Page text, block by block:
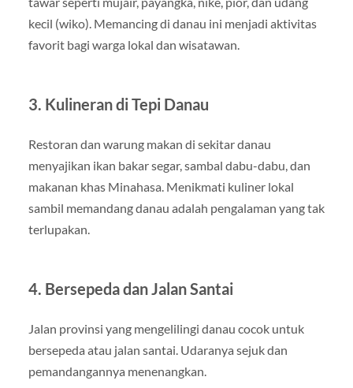
kecil (wiko). Memancing di danau ini menjadi aktivitas
favorit bagi warga lokal dan wisatawan.
3. Kulineran di Tepi Danau
Restoran dan warung makan di sekitar danau
menyajikan ikan bakar segar, sambal dabu-dabu, dan
makanan khas Minahasa. Menikmati kuliner lokal
sambil memandang danau adalah pengalaman yang tak
terlupakan.
4. Bersepeda dan Jalan Santai
Jalan provinsi yang mengelilingi danau cocok untuk
bersepeda atau jalan santai. Udaranya sejuk dan
pemandangannya menenangkan.